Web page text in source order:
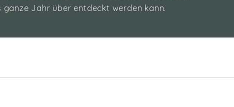
ganze Jahr über entdeckt werden kann.